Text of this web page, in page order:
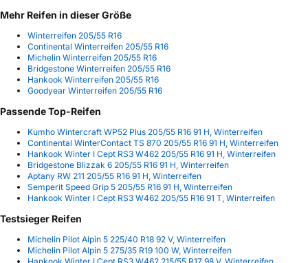
Mehr Reifen in dieser Größe
Winterreifen 205/55 R16
Continental Winterreifen 205/55 R16
Michelin Winterreifen 205/55 R16
Bridgestone Winterreifen 205/55 R16
Hankook Winterreifen 205/55 R16
Goodyear Winterreifen 205/55 R16
Passende Top-Reifen
Kumho Wintercraft WP52 Plus 205/55 R16 91 H, Winterreifen
Continental WinterContact TS 870 205/55 R16 91 H, Winterreifen
Hankook Winter I Cept RS3 W462 205/55 R16 91 H, Winterreifen
Bridgestone Blizzak 6 205/55 R16 91 H, Winterreifen
Aptany RW 211 205/55 R16 91 H, Winterreifen
Semperit Speed Grip 5 205/55 R16 91 H, Winterreifen
Hankook Winter I Cept RS3 W462 205/55 R16 91 T, Winterreifen
Testsieger Reifen
Michelin Pilot Alpin 5 225/40 R18 92 V, Winterreifen
Michelin Pilot Alpin 5 275/35 R19 100 W, Winterreifen